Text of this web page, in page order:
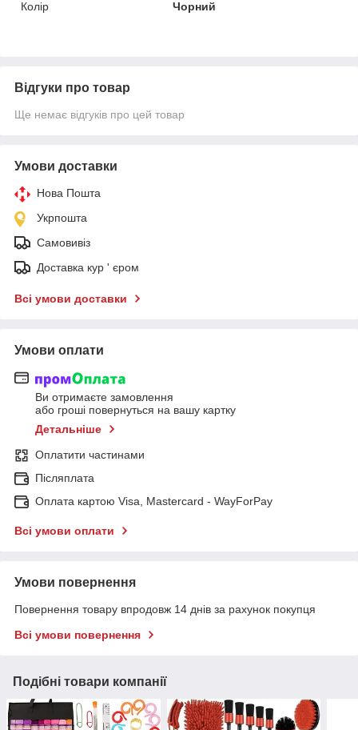
Колір Чорний
Відгуки про товар
Ще немає відгуків про цей товар
Умови доставки
Нова Пошта
Укрпошта
Самовивіз
Доставка кур ' єром
Всі умови доставки
Умови оплати
Ви отримаєте замовлення
або гроші повернуться на вашу картку
Детальніше
Оплатити частинами
Післяплата
Оплата картою Visa, Mastercard - WayForPay
Всі умови оплати
Умови повернення
Повернення товару впродовж 14 днів за рахунок покупця
Всі умови повернення
Подібні товари компанії